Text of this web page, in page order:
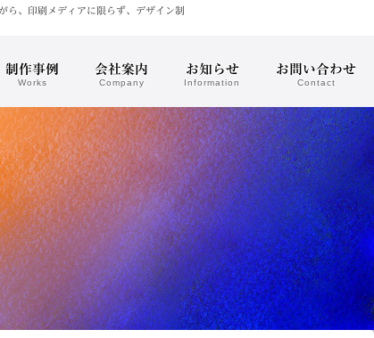
ら、印刷メディアに限らず、デザイン制
制作事例
Works
会社案内
Company
お知らせ
Information
お問い合わせ
Contact